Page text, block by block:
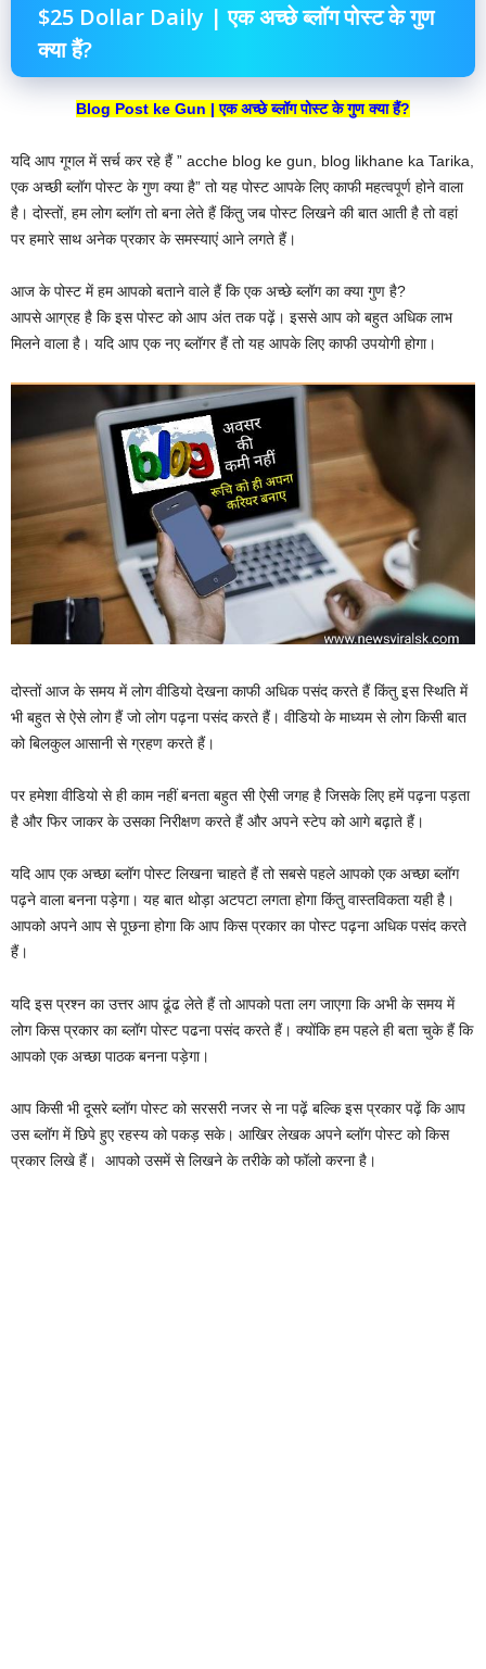
$25 Dollar Daily | एक अच्छे ब्लॉग पोस्ट के गुण
क्या हैं?
Blog Post ke Gun | एक अच्छे ब्लॉग पोस्ट के गुण क्या हैं?
यदि आप गूगल में सर्च कर रहे हैं ” acche blog ke gun, blog likhane ka Tarika,
एक अच्छी ब्लॉग पोस्ट के गुण क्या है” तो यह पोस्ट आपके लिए काफी महत्वपूर्ण होने वाला
है। दोस्तों, हम लोग ब्लॉग तो बना लेते हैं किंतु जब पोस्ट लिखने की बात आती है तो वहां
पर हमारे साथ अनेक प्रकार के समस्याएं आने लगते हैं।
आज के पोस्ट में हम आपको बताने वाले हैं कि एक अच्छे ब्लॉग का क्या गुण है?
आपसे आग्रह है कि इस पोस्ट को आप अंत तक पढ़ें। इससे आप को बहुत अधिक लाभ
मिलने वाला है। यदि आप एक नए ब्लॉगर हैं तो यह आपके लिए काफी उपयोगी होगा।
दोस्तों आज के समय में लोग वीडियो देखना काफी अधिक पसंद करते हैं किंतु इस स्थिति में
भी बहुत से ऐसे लोग हैं जो लोग पढ़ना पसंद करते हैं। वीडियो के माध्यम से लोग किसी बात
को बिलकुल आसानी से ग्रहण करते हैं।
पर हमेशा वीडियो से ही काम नहीं बनता बहुत सी ऐसी जगह है जिसके लिए हमें पढ़ना पड़ता
है और फिर जाकर के उसका निरीक्षण करते हैं और अपने स्टेप को आगे बढ़ाते हैं।
यदि आप एक अच्छा ब्लॉग पोस्ट लिखना चाहते हैं तो सबसे पहले आपको एक अच्छा ब्लॉग
पढ़ने वाला बनना पड़ेगा। यह बात थोड़ा अटपटा लगता होगा किंतु वास्तविकता यही है।
आपको अपने आप से पूछना होगा कि आप किस प्रकार का पोस्ट पढ़ना अधिक पसंद करते
हैं।
यदि इस प्रश्न का उत्तर आप ढूंढ लेते हैं तो आपको पता लग जाएगा कि अभी के समय में
लोग किस प्रकार का ब्लॉग पोस्ट पढना पसंद करते हैं। क्योंकि हम पहले ही बता चुके हैं कि
आपको एक अच्छा पाठक बनना पड़ेगा।
आप किसी भी दूसरे ब्लॉग पोस्ट को सरसरी नजर से ना पढ़ें बल्कि इस प्रकार पढ़ें कि आप
उस ब्लॉग में छिपे हुए रहस्य को पकड़ सके। आखिर लेखक अपने ब्लॉग पोस्ट को किस
प्रकार लिखे हैं। ‌ आपको उसमें से लिखने के तरीके को फॉलो करना है।